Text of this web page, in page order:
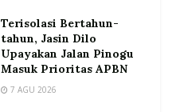
Terisolasi Bertahun-
tahun, Jasin Dilo
Upayakan Jalan Pinogu
Masuk Prioritas APBN
7 AGU 2026